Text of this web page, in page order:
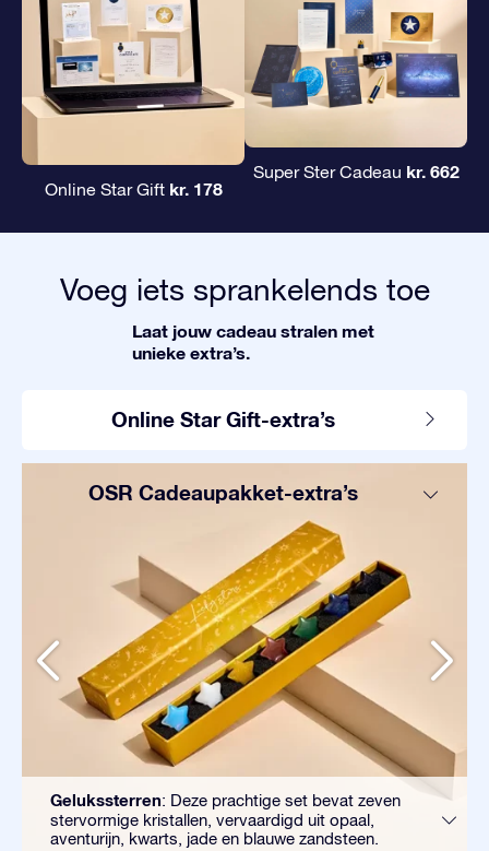
Online Star Gift kr. 178
Super Ster Cadeau kr. 662
Voeg iets sprankelends toe
Laat jouw cadeau stralen met
unieke extra’s.
Online Star Gift-extra’s
OSR Cadeaupakket-extra’s
Gelukssterren: Deze prachtige set bevat zeven
stervormige kristallen, vervaardigd uit opaal,
aventurijn, kwarts, jade en blauwe zandsteen.